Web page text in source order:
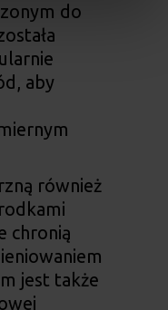
do
aby
również
chronią
jest także